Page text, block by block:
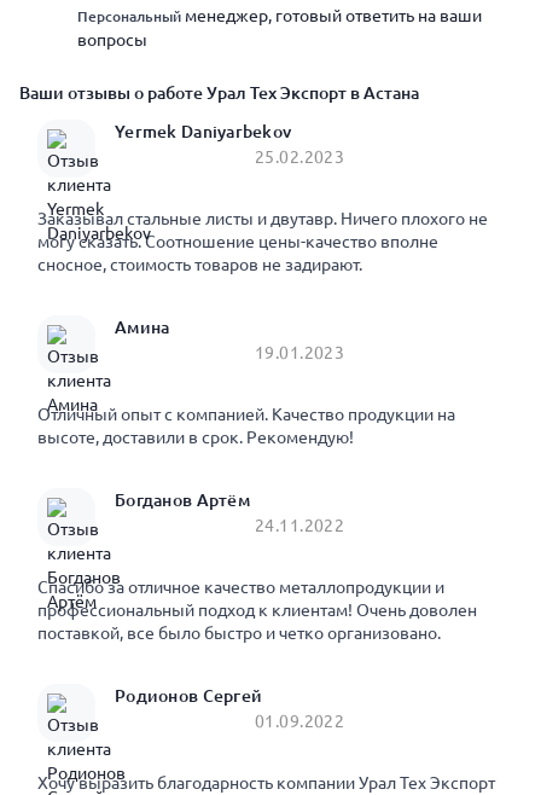
Персональный менеджер, готовый ответить на ваши
вопросы
Ваши отзывы о работе Урал Тех Экспорт в Астана
Yermek Daniyarbekov
25.02.2023
Заказывал стальные листы и двутавр. Ничего плохого не
могу сказать. Соотношение цены-качество вполне
сносное, стоимость товаров не задирают.
Амина
19.01.2023
Отличный опыт с компанией. Качество продукции на
высоте, доставили в срок. Рекомендую!
Богданов Артём
24.11.2022
Спасибо за отличное качество металлопродукции и
профессиональный подход к клиентам! Очень доволен
поставкой, все было быстро и четко организовано.
Родионов Сергей
01.09.2022
Хочу выразить благодарность компании Урал Тех Экспорт